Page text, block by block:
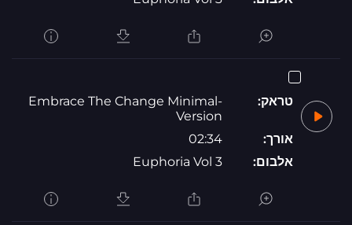
טראק:
Embrace The Change Minimal-
Version
אורך:
02:34
אלבום:
Euphoria Vol 3